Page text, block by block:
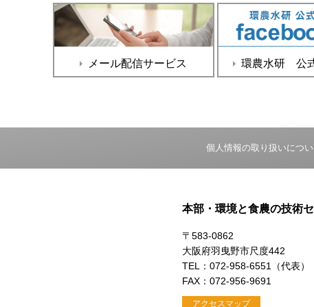
メール配信サービス 環農水研 公
個人情報の取り扱いにつ
本部・環境と食農の技術
〒583-0862
大阪府羽曳野市尺度442
TEL：072-958-6551（代表）
FAX：072-956-9691
アクセスマップ